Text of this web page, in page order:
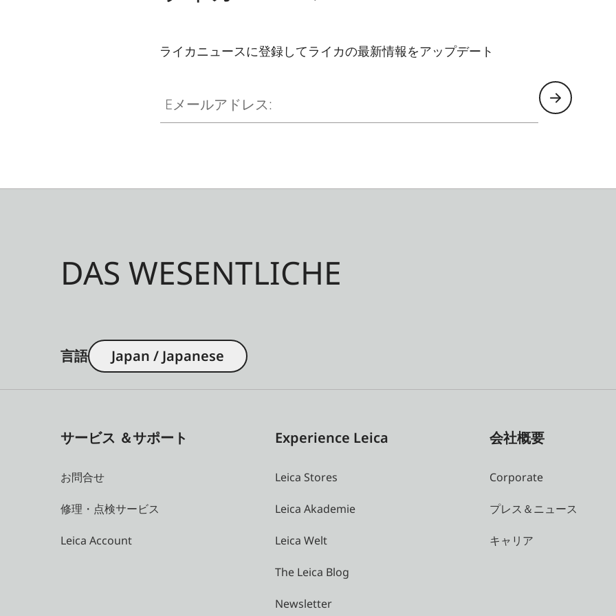
ライカニュースに登録してライカの最新情報をアップデート
DAS WESENTLICHE
言語 Japan / Japanese
サービス ＆サポート
お問合せ
修理・点検サービス
Leica Account
Experience Leica
Leica Stores
Leica Akademie
Leica Welt
The Leica Blog
Newsletter
会社概要
Corporate
プレス＆ニュース
キャリア